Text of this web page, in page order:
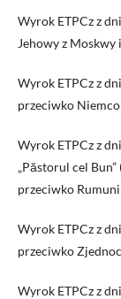
Wyrok ETPCz z
Jehowy z
Wyrok ETPCz z
przeciwko
Wyrok ETPCz z
„Păstorul cel
przeciwko
Wyrok ETPCz z
przeciwko
Wyrok ETPCz z